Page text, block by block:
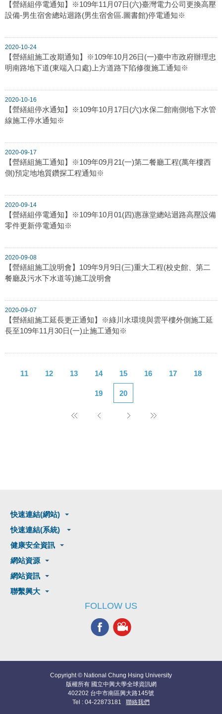
【營繕組停電通知】※109年11月07日(六)臺灣電力公司更換高壓
設備-男生宿舍總站迴路(男生宿舍區.圖書館)停電通知※
2020-10-24
【營繕組施工改期通知】※109年10月26日(一)臺中市政府辦理忠
明南路地下道(東端入口處)上方道路下陷修復施工通知※
2020-10-16
【營繕組停水通知】※109年10月17日(六)水保二館南側地下水管
線施工停水通知※
2020-09-17
【營繕組施工通知】※109年09月21(一)第二餐廳工程(萬年樓西
側)預定地地質鑽探工程通知※
2020-09-14
【營繕組停電通知】※109年10月01(四)惠蓀堂總站迴路高壓設備
零件更新停電通知※
2020-09-08
【營繕組施工說明會】109年9月9日(三)重大工程(校史館、第二
餐廳及污水下水道等)施工說明會
2020-09-07
【營繕組施工延長更正通知】※綠川水環境與雲平樓外側施工延
長至109年11月30日(一)止施工通知※
11 12 13 14 15 16 17 18
19 20
快速連結(網站)
快速連結(系統)
健康安全資訊
網站資源
網站資訊
聯繫興大
FOLLOW US
Copyright © National Chung Hsing University
版權所有 國立中興大學全球資訊網
402202 台中市南區興大路145號
Tel : 04-22873181 聯絡我們